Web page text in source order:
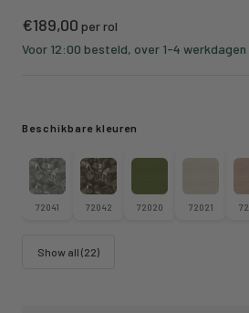
Kortings
prijs
€189,00 per rol
Voor 12:00 besteld, over 1-4 werkdagen
Beschikbare kleuren
72041 72042 72020 72021
Show all (22)